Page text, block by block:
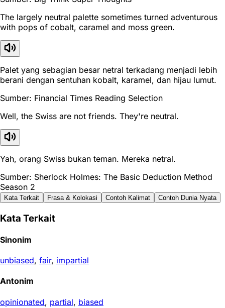
The largely neutral palette sometimes turned adventurous
with pops of cobalt, caramel and moss green.
Palet yang sebagian besar netral terkadang menjadi lebih
berani dengan sentuhan kobalt, karamel, dan hijau lumut.
Sumber: Financial Times Reading Selection
Well, the Swiss are not friends. They're neutral.
Yah, orang Swiss bukan teman. Mereka netral.
Sumber: Sherlock Holmes: The Basic Deduction Method
Season 2
Kata Terkait Frasa & Kolokasi Contoh Kalimat Contoh Dunia Nyata
Kata Terkait
Sinonim
unbiased, fair, impartial
Antonim
opinionated, partial, biased